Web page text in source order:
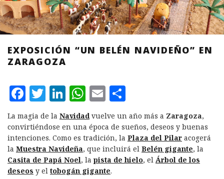
EXPOSICIÓN “UN BELÉN NAVIDEÑO” EN
ZARAGOZA
F
a
c
e
b
o
T
w
it
te
r
L
i
n
k
e
d
W
h
at
s
A
p
E
m
ai
l
o
m
p
a
La magia de la Navidad vuelve un año más a Zaragoza,
convirtiéndose en una época de sueños, deseos y buenas
intenciones. Como es tradición, la Plaza del Pilar acogerá
la Muestra Navideña, que incluirá el Belén gigante, la
Casita de Papá Noel, la pista de hielo, el Árbol de los
deseos y el tobogán gigante.